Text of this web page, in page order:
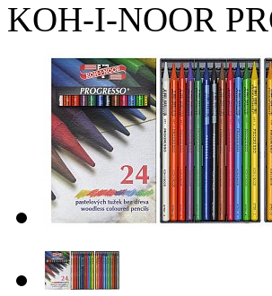
KOH-I-NOOR